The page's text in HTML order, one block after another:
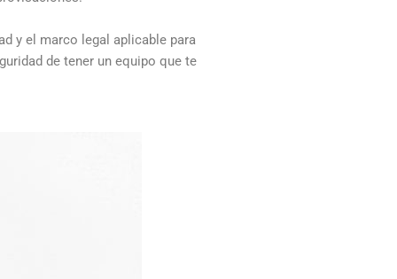
y el marco legal aplicable para
de tener un equipo que te